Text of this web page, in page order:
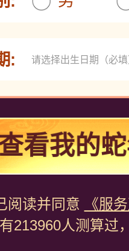
:
查看我的
阅读并同意
《服
213960人测算过